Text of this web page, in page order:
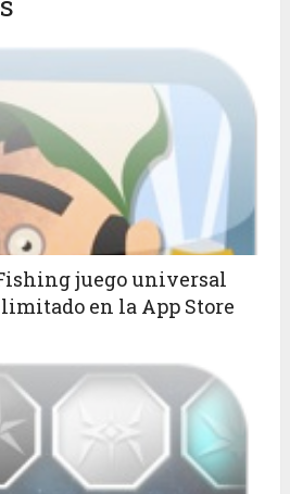
juego universal
en la App Store